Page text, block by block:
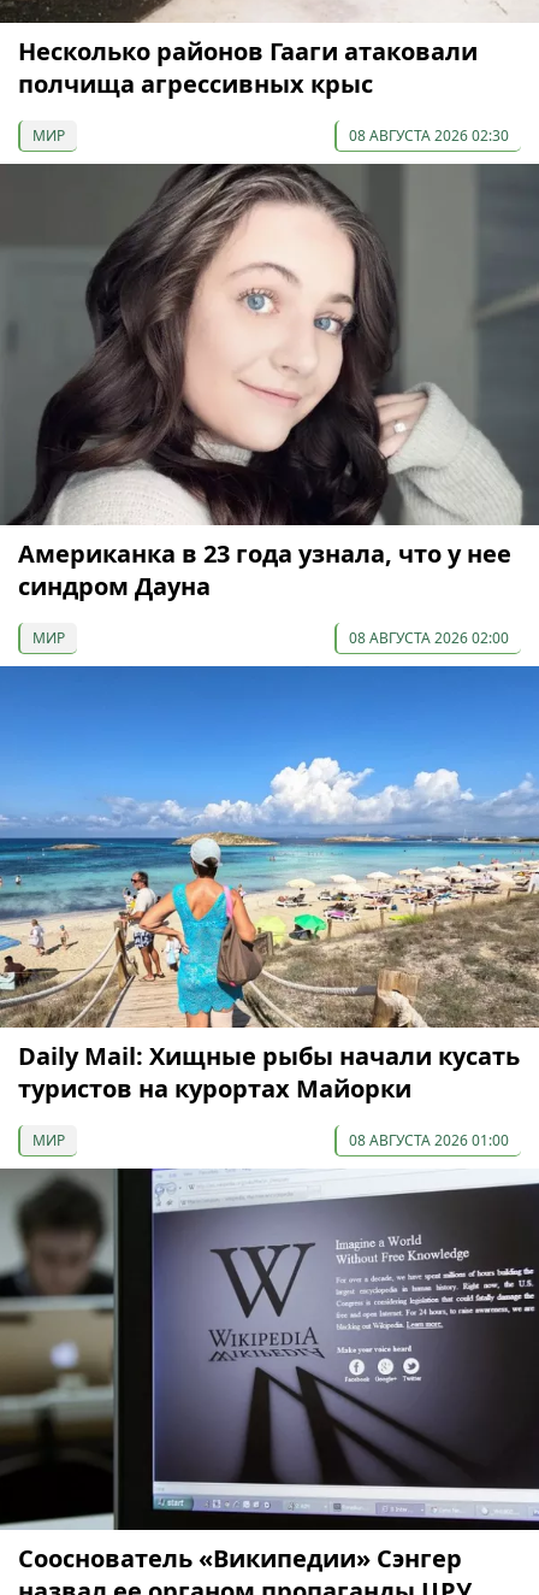
Несколько районов Гааги атаковали
полчища агрессивных крыс
МИР 08 АВГУСТА 2026 02:30
Американка в 23 года узнала, что у нее
синдром Дауна
МИР 08 АВГУСТА 2026 02:00
Daily Mail: Хищные рыбы начали кусать
туристов на курортах Майорки
МИР 08 АВГУСТА 2026 01:00
Сооснователь «Википедии» Сэнгер